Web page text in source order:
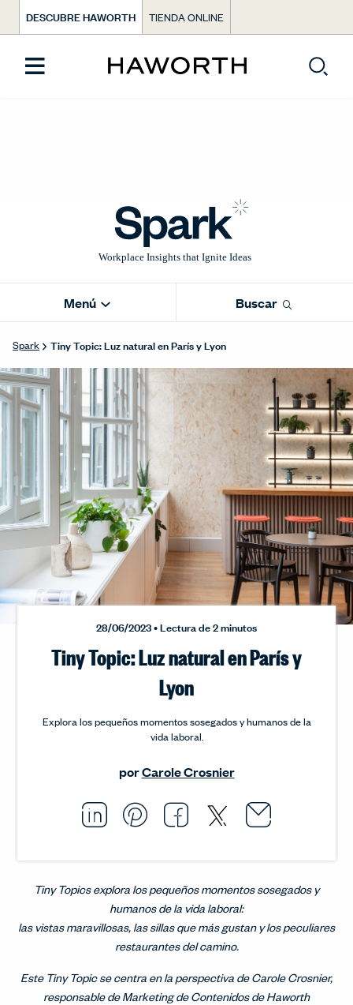
DESCUBRE HAWORTH TIENDA ONLINE
Menú Buscar
Spark Tiny Topic: Luz natural en París y Lyon
28/06/2023 • Lectura de 2 minutos
Tiny Topic: Luz natural en París y
Lyon
Explora los pequeños momentos sosegados y humanos de la
vida laboral.
porCarole Crosnier
Share this article on
Opens in a new
Pin this article on
Opens in a new
Share this
Opens in a
Share this
Opens in
Email
Opens
Tiny Topics explora los pequeños momentos sosegados y
humanos de la vida laboral:
las vistas maravillosas, las sillas que más gustan y los peculiares
restaurantes del camino.
Este Tiny Topic se centra en la perspectiva de Carole Crosnier,
responsable de Marketing de Contenidos de Haworth